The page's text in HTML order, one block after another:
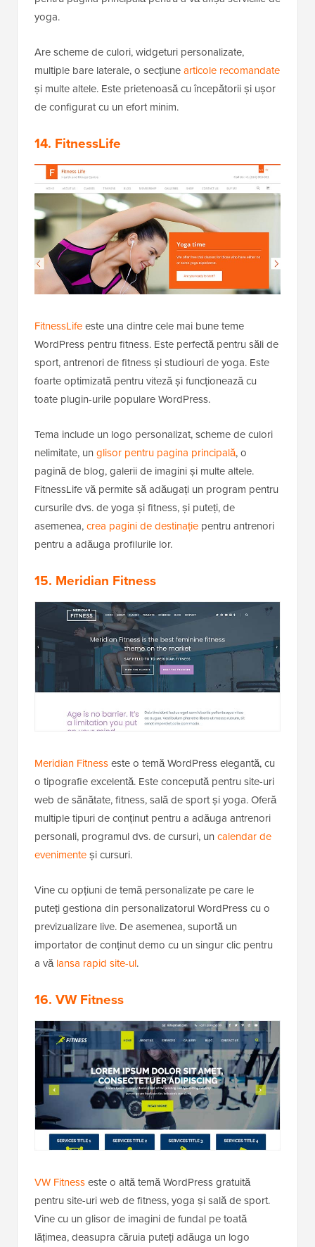
yoga.
Are scheme de culori, widgeturi personalizate,
multiple bare laterale, o secțiunearticole recomandate
și multe altele. Este prietenoasă cu începătorii și ușor
de configurat cu un efort minim.
14. FitnessLife
FitnessLifeeste una dintre cele mai bune teme
WordPress pentru fitness. Este perfectă pentru săli de
sport, antrenori de fitness și studiouri de yoga. Este
foarte optimizată pentru viteză și funcționează cu
toate plugin-urile populare WordPress.
Tema include un logo personalizat, scheme de culori
nelimitate, un glisor pentru pagina principală, o
pagină de blog, galerii de imagini și multe altele.
FitnessLife vă permite să adăugați un program pentru
cursurile dvs. de yoga și fitness, și puteți, de
asemenea,crea pagini de destinație pentru antrenori
pentru a adăuga profilurile lor.
15. Meridian Fitness
Meridian Fitnesseste o temă WordPress elegantă, cu
o tipografie excelentă. Este concepută pentru site-uri
web de sănătate, fitness, sală de sport și yoga. Oferă
multiple tipuri de conținut pentru a adăuga antrenori
personali, programul dvs. de cursuri, un calendar de
evenimenteși cursuri.
Vine cu opțiuni de temă personalizate pe care le
puteți gestiona din personalizatorul WordPress cu o
previzualizare live. De asemenea, suportă un
importator de conținut demo cu un singur clic pentru
a vălansa rapid site-ul.
16. VW Fitness
VW Fitnesseste o altă temă WordPress gratuită
pentru site-uri web de fitness, yoga și sală de sport.
Vine cu un glisor de imagini de fundal pe toată
lățimea, deasupra căruia puteți adăuga un logo